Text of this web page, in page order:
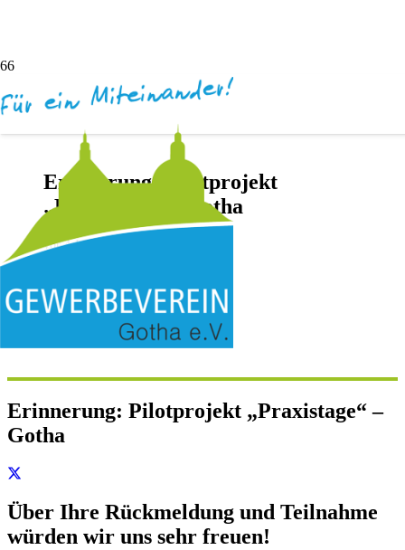
Erinnerung: Pilotprojekt
„Praxistage“ – Gotha
vor 4 Jahren
Erinnerung: Pilotprojekt „Praxistage“ –
Gotha
Über Ihre Rückmeldung und Teilnahme
würden wir uns sehr freuen!